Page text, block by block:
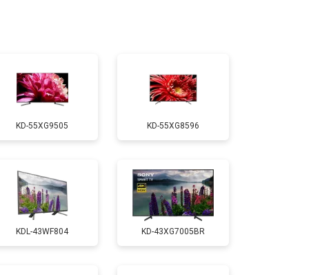
2600 ₽ Заказать
3500 ₽ Заказать
5200 ₽ Заказать
3100 ₽ Заказать
KD-55XG9505 KD-55XG8596
KDL-43WF804 KD-43XG7005BR